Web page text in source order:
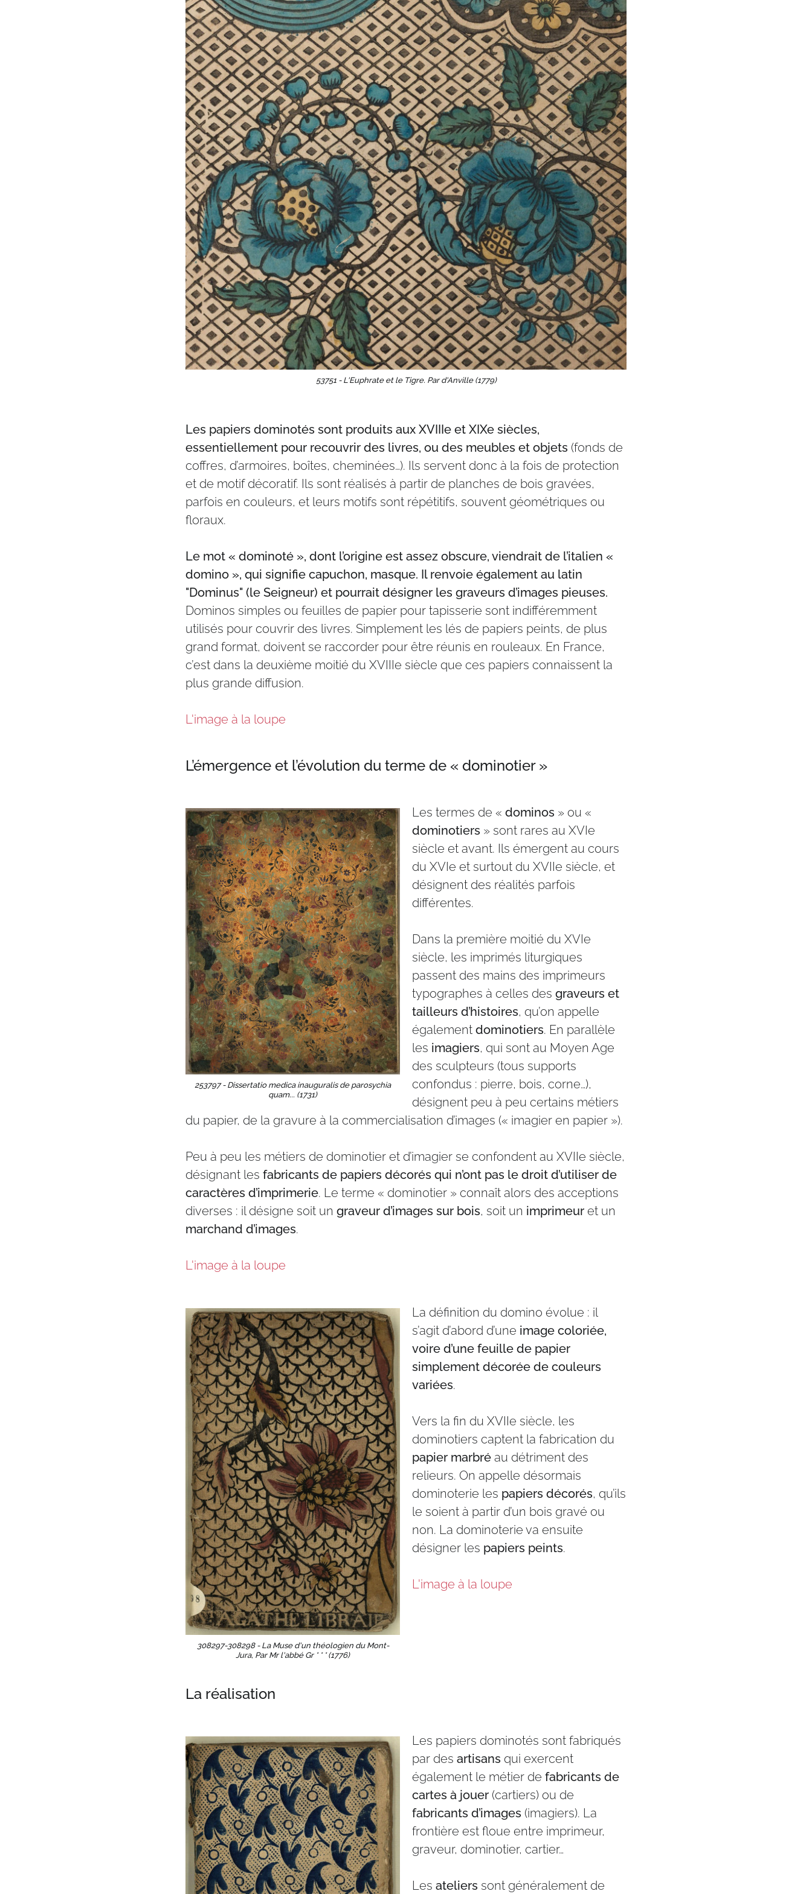
53751 - L'Euphrate et le Tigre. Par d'Anville (1779)
Les papiers dominotés sont produits aux XVIIIe et XIXe siècles,
essentiellement pour recouvrir des livres, ou des meubles et objets (fonds de
coffres, d’armoires, boîtes, cheminées…). Ils servent donc à la fois de protection
et de motif décoratif. Ils sont réalisés à partir de planches de bois gravées,
parfois en couleurs, et leurs motifs sont répétitifs, souvent géométriques ou
floraux.
Le mot « dominoté », dont l’origine est assez obscure, viendrait de l’italien «
domino », qui signifie capuchon, masque. Il renvoie également au latin
"Dominus" (le Seigneur) et pourrait désigner les graveurs d’images pieuses.
Dominos simples ou feuilles de papier pour tapisserie sont indifféremment
utilisés pour couvrir des livres. Simplement les lés de papiers peints, de plus
grand format, doivent se raccorder pour être réunis en rouleaux. En France,
c’est dans la deuxième moitié du XVIIIe siècle que ces papiers connaissent la
plus grande diffusion.
L'image à la loupe
L’émergence et l’évolution du terme de « dominotier »
253797 - Dissertatio medica inauguralis de parosychia
quam... (1731)
Les termes de « dominos » ou «
dominotiers » sont rares au XVIe
siècle et avant. Ils émergent au cours
du XVIe et surtout du XVIIe siècle, et
désignent des réalités parfois
différentes.
Dans la première moitié du XVIe
siècle, les imprimés liturgiques
passent des mains des imprimeurs
typographes à celles des graveurs et
tailleurs d’histoires, qu’on appelle
également dominotiers. En parallèle
les imagiers, qui sont au Moyen Age
des sculpteurs (tous supports
confondus : pierre, bois, corne…),
désignent peu à peu certains métiers
du papier, de la gravure à la commercialisation d’images (« imagier en papier »).
Peu à peu les métiers de dominotier et d’imagier se confondent au XVIIe siècle,
désignant les fabricants de papiers décorés qui n’ont pas le droit d’utiliser de
caractères d’imprimerie. Le terme « dominotier » connaît alors des acceptions
diverses : il désigne soit un graveur d’images sur bois, soit un imprimeur et un
marchand d’images.
L'image à la loupe
308297-308298 - La Muse d'un théologien du Mont-
Jura, Par Mr l'abbé Gr * * * (1776)
La définition du domino évolue : il
s’agit d’abord d’une image coloriée,
voire d’une feuille de papier
simplement décorée de couleurs
variées.
Vers la fin du XVIIe siècle, les
dominotiers captent la fabrication du
papier marbré au détriment des
relieurs. On appelle désormais
dominoterie les papiers décorés, qu’ils
le soient à partir d’un bois gravé ou
non. La dominoterie va ensuite
désigner les papiers peints.
L'image à la loupe
La réalisation
Les papiers dominotés sont fabriqués
par des artisans qui exercent
également le métier de fabricants de
cartes à jouer (cartiers) ou de
fabricants d’images (imagiers). La
frontière est floue entre imprimeur,
graveur, dominotier, cartier…
Les ateliers sont généralement de